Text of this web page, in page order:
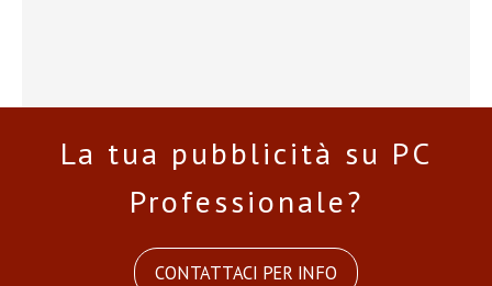
La tua pubblicità su PC
Professionale?
CONTATTACI PER INFO